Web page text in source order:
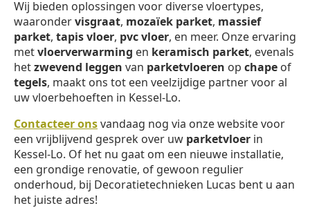
Wij bieden oplossingen voor diverse vloertypes,
waarondervisgraat, mozaïek parket, massief
parket, tapis vloer, pvc vloer, en meer. Onze ervaring
metvloerverwarming en keramisch parket, evenals
hetzwevend leggen van parketvloeren op chape of
tegels, maakt ons tot een veelzijdige partner voor al
uw vloerbehoeften in Kessel-Lo.
Contacteer onsvandaag nog via onze website voor
een vrijblijvend gesprek over uw parketvloer in
Kessel-Lo. Of het nu gaat om een nieuwe installatie,
een grondige renovatie, of gewoon regulier
onderhoud, bij Decoratietechnieken Lucas bent u aan
het juiste adres!